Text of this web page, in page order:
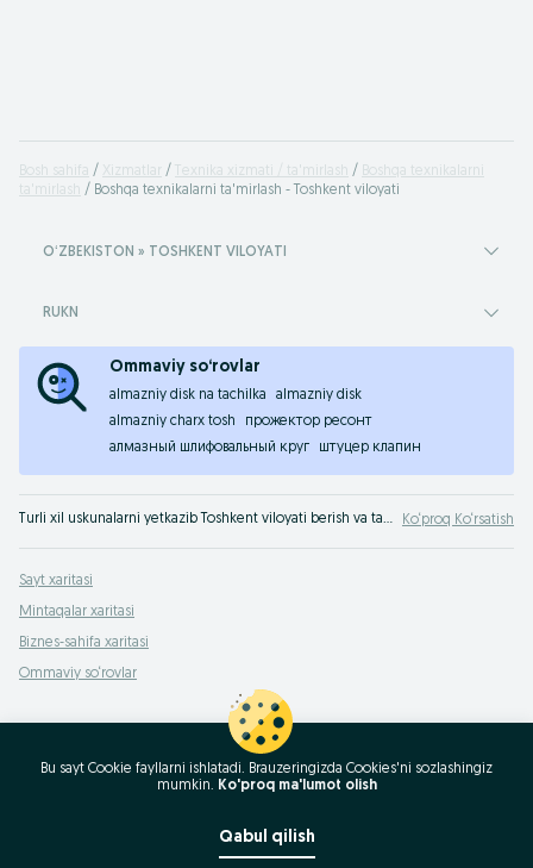
Bosh sahifa Xizmatlar Texnika xizmati / ta'mirlash
Boshqa texnikalarni
ta'mirlash
Boshqa texnikalarni ta'mirlash - Toshkent viloyati
OʻZBEKISTON » TOSHKENT VILOYATI
RUKN
Ommaviy so‘rovlar
almazniy disk na tachilka
almazniy disk
almazniy charx tosh
прожектор ресонт
алмазный шлифовальный круг
штуцер клапин
Turli xil uskunalarni yetkazib Toshkent viloyati berish va ta‘mirlash xizmatlarini ko‘rsatish OLX.uz Toshkent viloyati e‘lonlar taxtasida. Ko‘proq Ko‘rsatish
Sayt xaritasi
Mintaqalar xaritasi
Biznes-sahifa xaritasi
Ommaviy so‘rovlar
Bu sayt Cookie fayllarni ishlatadi. Brauzeringizda Cookies'ni sozlashingiz
mumkin. Ko'proq ma'lumot olish
Qabul qilish